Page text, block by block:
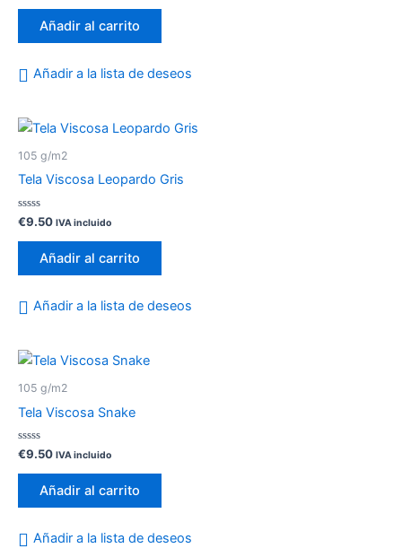
0
Añadir al carrito
Añadir a la lista de deseos
105 g/m2
Tela Viscosa Leopardo Gris
Valorado
con
0
€9.50 IVA incluido
Añadir al carrito
Añadir a la lista de deseos
105 g/m2
Tela Viscosa Snake
Valorado
con
0
€9.50 IVA incluido
Añadir al carrito
Añadir a la lista de deseos